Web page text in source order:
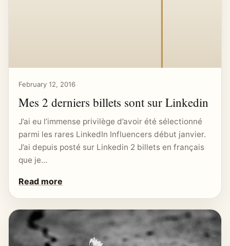
February 12, 2016
Mes 2 derniers billets sont sur Linkedin
J’ai eu l’immense privilège d’avoir été sélectionné
parmi les rares LinkedIn Influencers début janvier.
J’ai depuis posté sur Linkedin 2 billets en français
que je…
Read more